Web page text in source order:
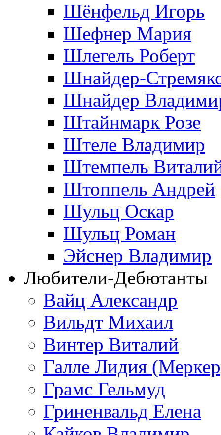
Шёнфельд Игорь
Шефнер Мария
Шлегель Роберт
Шнайдер-
Шнайдер
Штайнмарк Розe
Штеле Владимир
Штемпель
Штоппель Андрей
Шульц Оскар
Шульц Роман
Эйснер Владимир
Любители-Дебютанты
Вайц Александр
Вильдт Михаил
Винтер Виталий
Галле Лидия
Грамс Гельмуд
Гриненвальд Елена